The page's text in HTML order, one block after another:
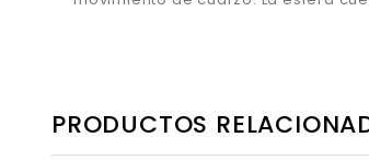
PRODUCTOS